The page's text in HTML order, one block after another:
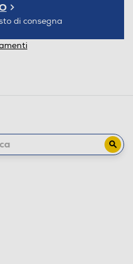
di consegna